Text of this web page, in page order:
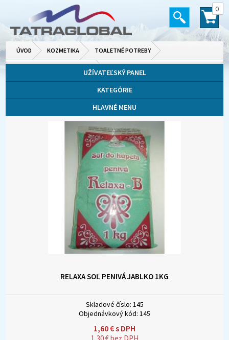
0
ÚVOD KOZMETIKA TOALETNÉ POTREBY
PENA, SOĽ A OLEJ DO KÚPEĽAUŽÍVATEĽSKÝ PANEL
KATEGÓRIE
HLAVNÉ MENU
RELAXA SOĽ PENIVÁ JABLKO 1KG
Skladové číslo: 145
Objednávkový kód: 145
1,60€s DPH